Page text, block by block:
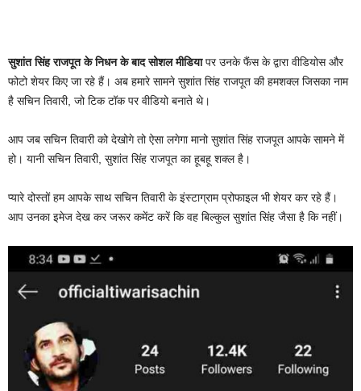
सुशांत सिंह राजपूत के निधन के बाद सोशल मीडियापर उनके फैंस के द्वारा वीडियोस और
फोटो शेयर किए जा रहे हैं। अब हमारे सामने सुशांत सिंह राजपूत की हमशक्ल जिसका नाम
है सचिन तिवारी, जो टिक टॉक पर वीडियो बनाते थे।
आप जब सचिन तिवारी को देखोगे तो ऐसा लगेगा मानो सुशांत सिंह राजपूत आपके सामने में
हो। यानी सचिन तिवारी, सुशांत सिंह राजपूत का हूबहू शक्ल है।
प्यारे दोस्तों हम आपके साथ सचिन तिवारी के इंस्टाग्राम प्रोफाइल भी शेयर कर रहे हैं।
आप उनका इमेज देख कर जरूर कमेंट करें कि वह बिल्कुल सुशांत सिंह जैसा है कि नहीं।